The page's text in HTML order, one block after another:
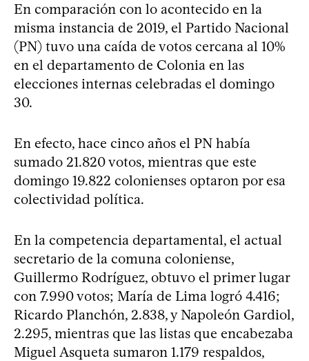
En comparación con lo acontecido en la
misma instancia de 2019, el Partido Nacional
(PN) tuvo una caída de votos cercana al 10%
en el departamento de Colonia en las
elecciones internas celebradas el domingo
30.
En efecto, hace cinco años el PN había
sumado 21.820 votos, mientras que este
domingo 19.822 colonienses optaron por esa
colectividad política.
En la competencia departamental, el actual
secretario de la comuna coloniense,
Guillermo Rodríguez, obtuvo el primer lugar
con 7.990 votos; María de Lima logró 4.416;
Ricardo Planchón, 2.838, y Napoleón Gardiol,
2.295, mientras que las listas que encabezaba
Miguel Asqueta sumaron 1.179 respaldos,